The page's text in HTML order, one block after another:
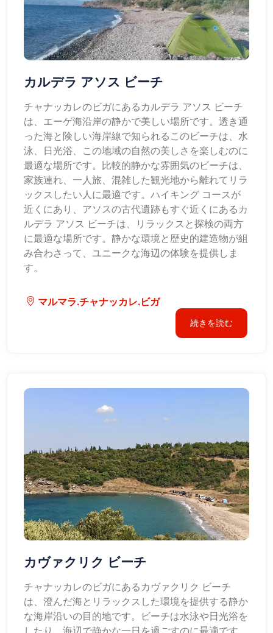
カルデラ アソス ビーチ
チャナッカレのビガにあるカルデラ アソス ビーチ
は、エーゲ海沿岸の静かで美しい場所です。透き通
った海と険しい海岸線で知られるこのビーチは、水
泳、日光浴、この地域の自然の美しさを楽しむのに
最適な場所です。比較的静かな雰囲気のビーチは、
家族連れ、一人旅、混雑した観光地から離れてリラ
ックスしたい人に最適です。ハイキング コースが
近くにあり、アソスの古代遺跡もすぐ近くにあるカ
ルデラ アソス ビーチは、リラックスと探検の両方
に最適な場所です。静かな環境と歴史的建造物が組
み合わさって、ユニークな海辺の体験を提供しま
す。
マルマラ,チャナッカレ,ビガ
続きを読む
カヴァクリク ビーチ
チャナッカレのビガにあるカヴァクリク ビーチ
は、澄んだ海とリラックスした環境を提供する静か
な海岸沿いの目的地です。ビーチは水泳や日光浴を